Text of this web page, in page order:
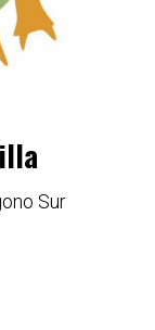
Sur